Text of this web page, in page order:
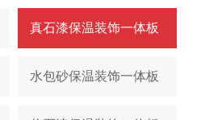
真石漆保温装饰一体板
水包砂保温装饰一体板